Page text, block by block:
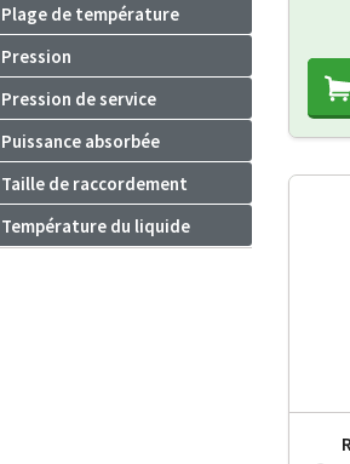
Plage de température
Pression
Pression de service
Puissance absorbée
Taille de raccordement
Température du liquide